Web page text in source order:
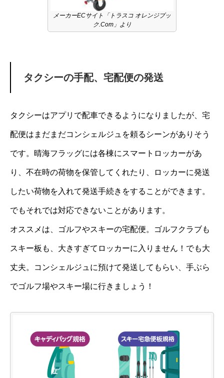
メーカーECサイト「トラスコ オレンジブッ
ク.Com」より
タクシーの手配、宅配便の発送
タクシーはアプリで配車できるようになりましたが、宅
配便はまだまだコンシェルジュを頼るシーンがありそう
です。晴海フラッグには各棟にスマートロッカーがあ
り、不在時の荷物を保管してくれたり、ロッカーに発送
したい荷物を入れて発送手続きをすることができます。
でもそれでは対応できないことがあります。
オススメは、ゴルフやスキーの宅配便。ゴルフクラブも
スキー板も、大きすぎてロッカーに入りません！でも大
丈夫。コンシェルジュに預けて発送してもらい、手ぶら
でゴルフ場やスキー場に行きましょう！